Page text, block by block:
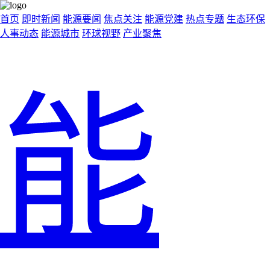
首页 即时新闻 能源要闻 焦点关注 能源党建 热点专题 生态环保
人事动态 能源城市 环球视野 产业聚焦
能